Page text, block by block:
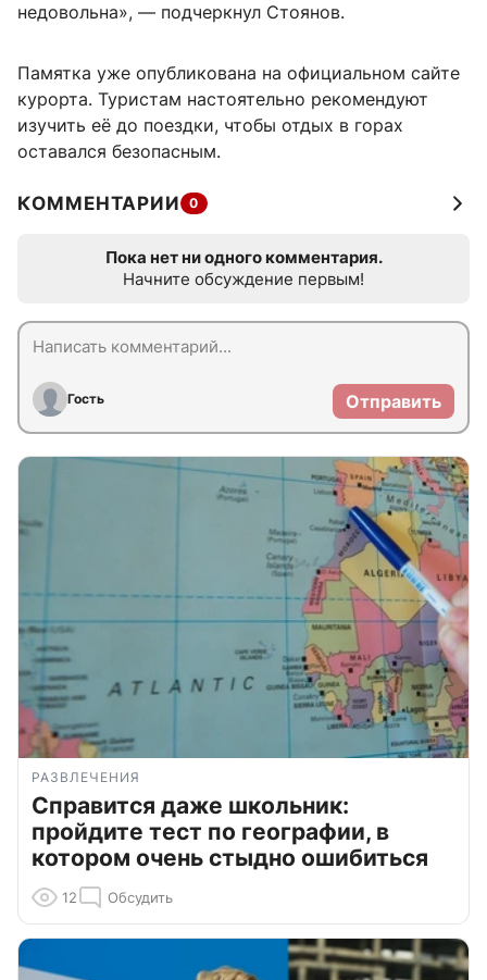
недовольна», — подчеркнул Стоянов.
Памятка уже опубликована на официальном сайте
курорта. Туристам настоятельно рекомендуют
изучить её до поездки, чтобы отдых в горах
оставался безопасным.
КОММЕНТАРИИ 0
Пока нет ни одного комментария.
Начните обсуждение первым!
Гость Отправить
РАЗВЛЕЧЕНИЯ
Справится даже школьник:
пройдите тест по географии, в
котором очень стыдно ошибиться
12 Обсудить